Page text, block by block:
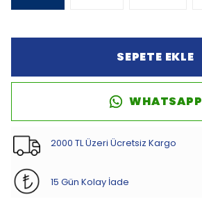
SEPETE EKLE
WHATSAPP
2000 TL Üzeri Ücretsiz Kargo
15 Gün Kolay İade